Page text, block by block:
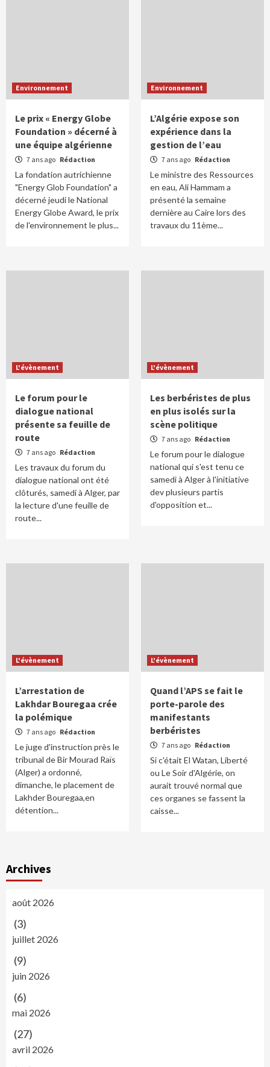
Environnement
Le prix « Energy Globe
Foundation » décerné à
une équipe algérienne
7 ans ago Rédaction
La fondation autrichienne
"Energy Glob Foundation" a
décerné jeudi le National
Energy Globe Award, le prix
de l'environnement le plus...
Environnement
L’Algérie expose son
expérience dans la
gestion de l’eau
7 ans ago Rédaction
Le ministre des Ressources
en eau, Ali Hammam a
présenté la semaine
dernière au Caire lors des
travaux du 11ème...
L'évènement
Le forum pour le
dialogue national
présente sa feuille de
route
7 ans ago Rédaction
Les travaux du forum du
dialogue national ont été
clôturés, samedi à Alger, par
la lecture d'une feuille de
route...
L'évènement
Les berbéristes de plus
en plus isolés sur la
scène politique
7 ans ago Rédaction
Le forum pour le dialogue
national qui s'est tenu ce
samedi à Alger à l'initiative
dev plusieurs partis
d'opposition et...
L'évènement
L’arrestation de
Lakhdar Bouregaa crée
la polémique
7 ans ago Rédaction
Le juge d'instruction près le
tribunal de Bir Mourad Raïs
(Alger) a ordonné,
dimanche, le placement de
Lakhder Bouregaa,en
détention...
L'évènement
Quand l’APS se fait le
porte-parole des
manifestants
berbéristes
7 ans ago Rédaction
Si c'était El Watan, Liberté
ou Le Soir d'Algérie, on
aurait trouvé normal que
ces organes se fassent la
caisse...
Archives
août 2026
(3)
juillet 2026
(9)
juin 2026
(6)
mai 2026
(27)
avril 2026